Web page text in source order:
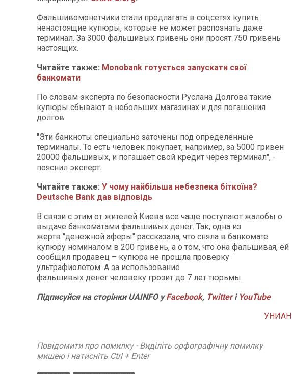
Фальшивомонетчики стали предлагать в соцсетях купить
ненастоящие купюры, которые не может распознать даже
терминал. За 3000 фальшивых гривень они просят 750 гривень
настоящих.
Читайте также: Monobank готується запускати свої
банкомати
По словам эксперта по безопасности Руслана Долгова такие
купюры сбывают в небольших магазинах и для погашения
долгов.
"Эти банкноты специально заточены под определенные
терминалы. То есть человек покупает, например, за 5000 гривен
20000 фальшивых, и погашает свой кредит через терминал", -
пояснил эксперт.
Читайте также: У чому найбільша небезпека біткоїна?
Deutsche Bank дав відповідь
В связи с этим от жителей Киева все чаще поступают жалобы о
выдаче банкоматами фальшивых денег. Так, одна из
жертв "денежной аферы" рассказала, что сняла в банкомате
купюру номиналом в 200 гривень, а о том, что она фальшивая, ей
сообщил продавец – купюра не прошла проверку
ультрафиолетом. А за использование
фальшивых денег человеку грозит до 7 лет тюрьмы.
Підписуйся на сторінки UAINFO уFacebook, Twitterі YouTube
УНИАН
Повідомити про помилку - Виділіть орфографічну помилку
мишею і натисніть Ctrl + Enter